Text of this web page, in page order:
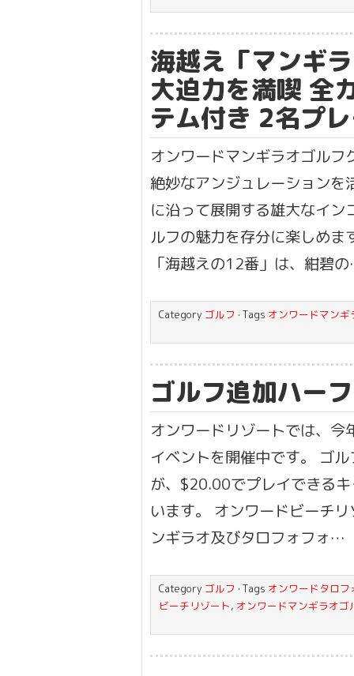
海越え「マンギ
大迫力を満喫 全
テム付き 2名プ
オンワードマンギラオゴルフ
絶妙なアンジュレーションを
に沿って展開する雄大なイン
ルフの魅力を存分に楽しめま
「海越えの12番」は、紺碧
Category ゴルフ · Tags オンワードマン
ゴルフ追加ハー
オンワードリゾートでは、
イベントを開催中です。 ゴ
が、$20.00でプレイできる
います。 オンワードビーチ
ンギラオ及びタロフォフォ…
Category ゴルフ · Tags オンワードタロ
ビーチリゾート, オンワードマンギラオゴ